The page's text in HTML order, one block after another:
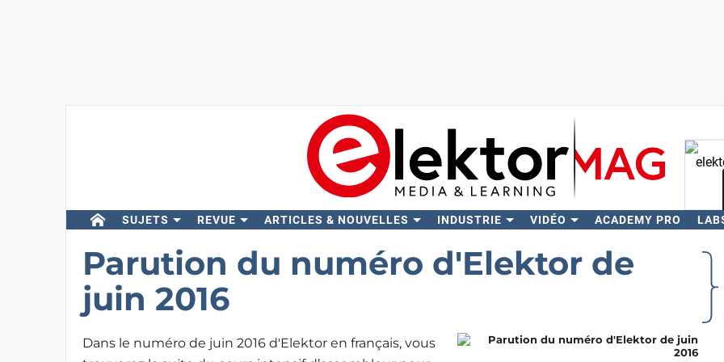
SUJETS REVUE ARTICLES & NOUVELLES INDUSTRIE VIDÉO ACADEMY PRO
Parution du numéro d'Elektor de
juin 2016
Dans le numéro de juin 2016 d'Elektor en français, vous